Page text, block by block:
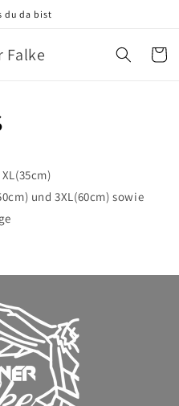
du da bist
Falke
und 3XL(60cm) sowie